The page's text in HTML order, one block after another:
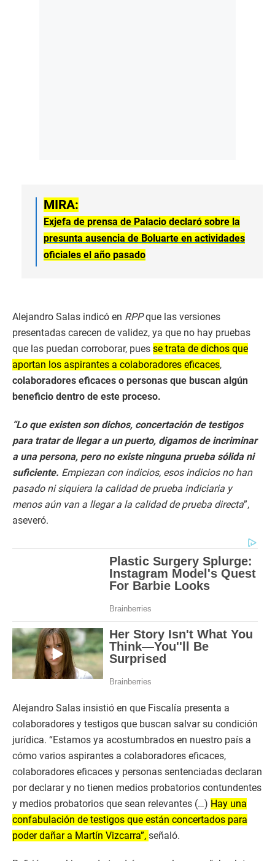
MIRA:
Exjefa de prensa de Palacio declaró sobre la
presunta ausencia de Boluarte en actividades
oficiales el año pasado
Alejandro Salas indicó en RPPque las versiones
presentadas carecen de validez, ya que no hay pruebas
que las puedan corroborar, pues se trata de dichos que
aportan los aspirantes a colaboradores eficaces,
colaboradores eficaces o personas que buscan algún
beneficio dentro de este proceso.
“Lo que existen son dichos, concertación de testigos
para tratar de llegar a un puerto, digamos de incriminar
a una persona, pero no existe ninguna prueba sólida ni
suficiente. Empiezan con indicios, esos indicios no han
pasado ni siquiera la calidad de prueba indiciaria y
menos aún van a llegar a la calidad de prueba directa”,
aseveró.
Alejandro Salas insistió en que Fiscalía presenta a
colaboradores y testigos que buscan salvar su condición
jurídica. “Estamos ya acostumbrados en nuestro país a
cómo varios aspirantes a colaboradores eficaces,
colaboradores eficaces y personas sentenciadas declaran
por declarar y no tienen medios probatorios contundentes
y medios probatorios que sean relevantes (…) Hay una
confabulación de testigos que están concertados para
poder dañar a Martín Vizcarra”, señaló.